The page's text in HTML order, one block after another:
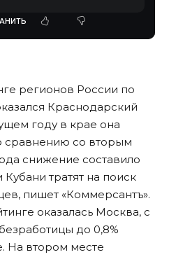
регионов России по
Краснодарский
году в крае она
сравнению со вторым
снижение составило
тратят на поиск
пишет «Коммерсантъ».
оказалась Москва, с
до 0,8%
На втором месте